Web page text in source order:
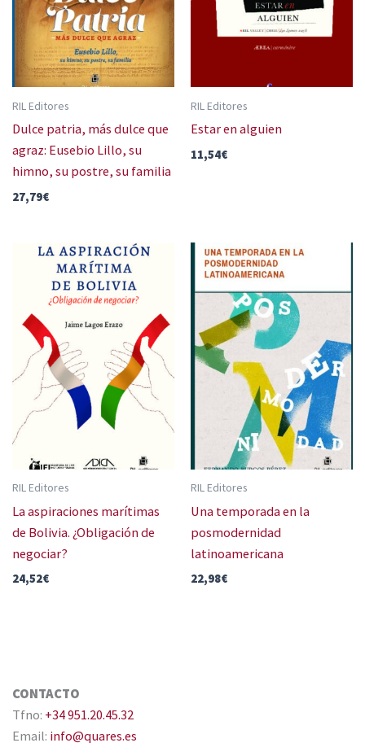
RIL Editores
Dulce patria, más dulce que
agraz: Eusebio Lillo, su
himno, su postre, su familia
27,79€
RIL Editores
Estar en alguien
11,54€
RIL Editores
La aspiraciones marítimas
de Bolivia. ¿Obligación de
negociar?
24,52€
RIL Editores
Una temporada en la
posmodernidad
latinoamericana
22,98€
CONTACTO
Tfno: +34 951.20.45.32
Email: info@quares.es